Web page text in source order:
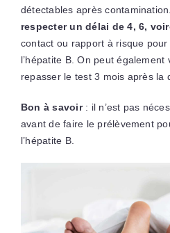
détectables après
respecter un délai de 4, 6,
contact ou rapport à risque
l’hépatite B. On peut également
repasser le test 3 mois après la
Bon à savoir: il n’est pas
avant de faire le prélèvement
l’hépatite B.